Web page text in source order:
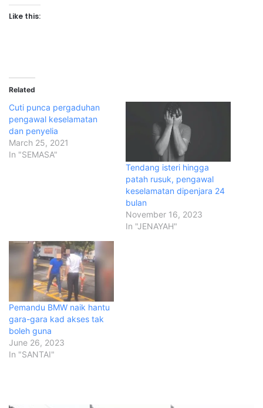
Like this:
Related
Cuti punca pergaduhan
pengawal keselamatan
dan penyelia
March 25, 2021
In "SEMASA"
Tendang isteri hingga
patah rusuk, pengawal
keselamatan dipenjara 24
bulan
November 16, 2023
In "JENAYAH"
Pemandu BMW naik hantu
gara-gara kad akses tak
boleh guna
June 26, 2023
In "SANTAI"